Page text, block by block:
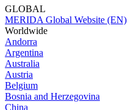
GLOBAL
MERIDA Global Website (EN)
Worldwide
Andorra
Argentina
Australia
Austria
Belgium
Bosnia and Herzegovina
China